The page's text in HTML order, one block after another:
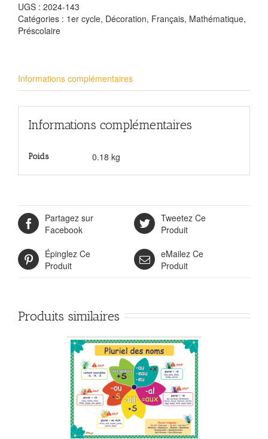
UGS : 2024-143
Catégories : 1er cycle, Décoration, Français, Mathématique,
Préscolaire
Informations complémentaires
Informations complémentaires
Poids 0.18 kg
Partagez sur
Facebook
Tweetez Ce
Produit
Épinglez Ce
Produit
eMailez Ce
Produit
Produits similaires